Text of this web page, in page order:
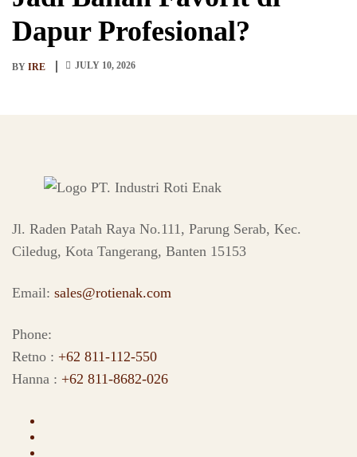
Dapur Profesional?
BY IRE JULY 10, 2026
Jl. Raden Patah Raya No.111, Parung Serab, Kec.
Ciledug, Kota Tangerang, Banten 15153
Email: sales@rotienak.com
Phone:
Retno : +62 811-112-550
Hanna : +62 811-8682-026